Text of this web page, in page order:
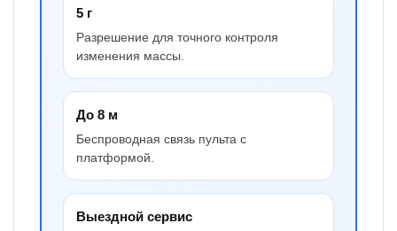
5 г
Разрешение для точного контроля
изменения массы.
До 8 м
Беспроводная связь пульта с
платформой.
Выездной сервис